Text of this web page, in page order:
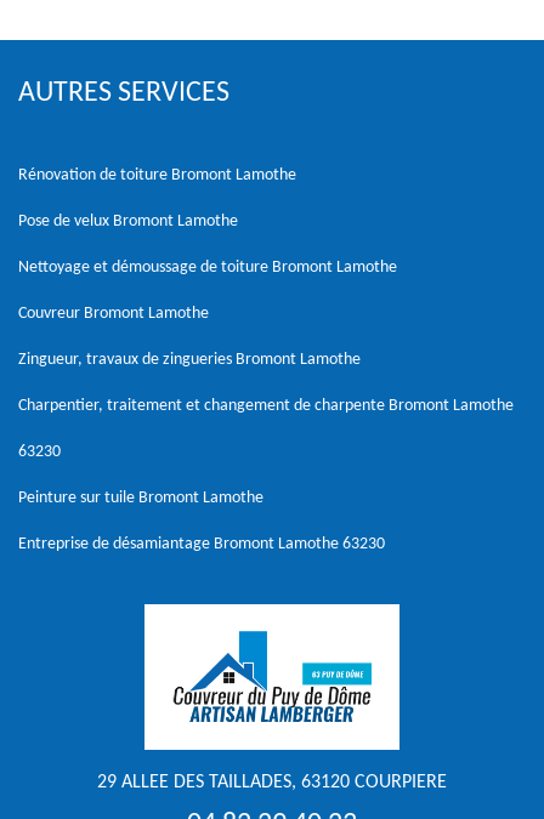
AUTRES SERVICES
Rénovation de toiture Bromont Lamothe
Pose de velux Bromont Lamothe
Nettoyage et démoussage de toiture Bromont Lamothe
Couvreur Bromont Lamothe
Zingueur, travaux de zingueries Bromont Lamothe
Charpentier, traitement et changement de charpente Bromont Lamothe
63230
Peinture sur tuile Bromont Lamothe
Entreprise de désamiantage Bromont Lamothe 63230
29 ALLEE DES TAILLADES, 63120 COURPIERE